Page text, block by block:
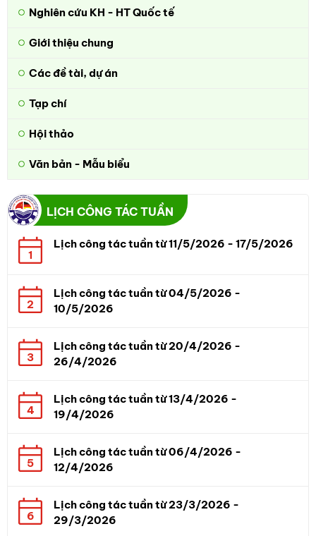
Nghiên cứu KH - HT Quốc tế
Giới thiệu chung
Các đề tài, dự án
Tạp chí
Hội thảo
Văn bản - Mẫu biểu
LỊCH CÔNG TÁC TUẦN
1
Lịch công tác tuần từ 11/5/2026 - 17/5/2026
2
Lịch công tác tuần từ 04/5/2026 -
10/5/2026
3
Lịch công tác tuần từ 20/4/2026 -
26/4/2026
4
Lịch công tác tuần từ 13/4/2026 -
19/4/2026
5
Lịch công tác tuần từ 06/4/2026 -
12/4/2026
6
Lịch công tác tuần từ 23/3/2026 -
29/3/2026